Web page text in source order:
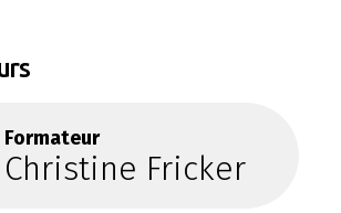
Formateur
Christine Fricker